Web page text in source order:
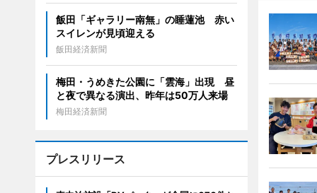
飯田「ギャラリー南無」の睡蓮池 赤い
スイレンが見頃迎える
飯田経済新聞
梅田・うめきた公園に「雲海」出現 昼
と夜で異なる演出、昨年は50万人来場
梅田経済新聞
プレスリリース